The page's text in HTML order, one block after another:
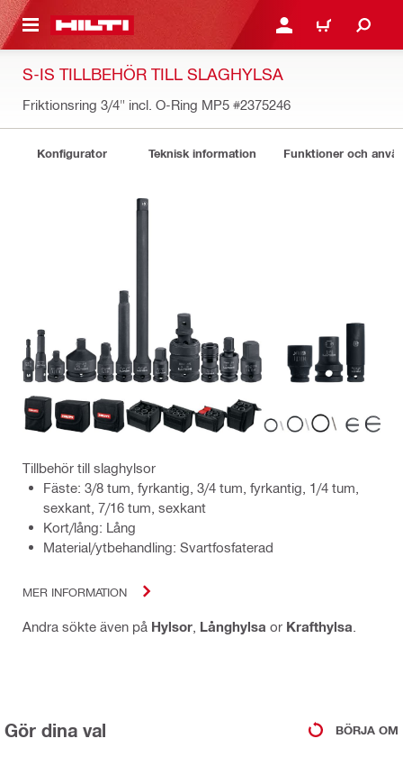
GÅ TILL HUVUDSIDAN LOGGA IN ELLER
VARUKORG
S-IS TILLBEHÖR TILL SLAGHYLSA
Friktionsring 3/4" incl. O-Ring MP5 #2375246
Konfigurator Teknisk information Funktioner och
Tillbehör till slaghylsor
Fäste: 3/8 tum, fyrkantig, 3/4 tum, fyrkantig, 1/4 tum,
sexkant, 7/16 tum, sexkant
Kort/lång: Lång
Material/ytbehandling: Svartfosfaterad
MER INFORMATION
Andra sökte även på Hylsor Långhylsa or Krafthylsa
Gör dina val BÖRJA OM